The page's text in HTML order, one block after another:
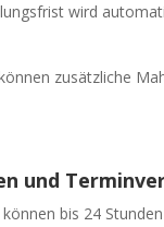
wird
zusätzliche
und
bis 24